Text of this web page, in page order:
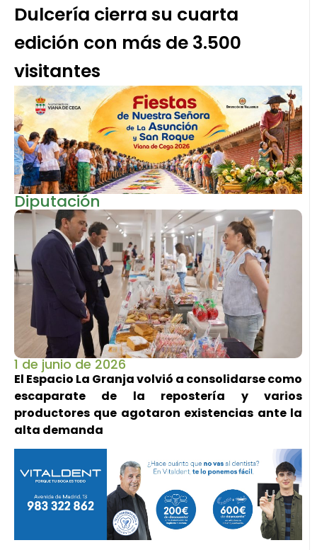
Dulcería cierra su cuarta
edición con más de 3.500
visitantes
Diputación
1 de junio de 2026
El Espacio La Granja volvió a consolidarse como
escaparate de la repostería y varios
productores que agotaron existencias ante la
alta demanda